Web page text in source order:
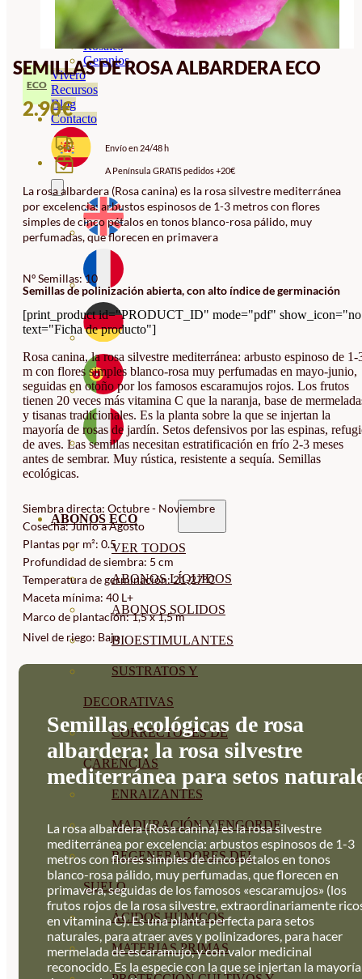
Ornamentales
Hortensias
Rosales
Geranios
Vivero
Recursos
Blog
Contacto
ABONOS ECO
VER TODOS
ABONOS LÍQUIDOS
ABONOS SOLIDOS
BIOESTIMULANTES
SUSTRATOS Y
DECORATIVAS
CORRECTORES DE
CARENCIAS
ENRAIZANTES
MADURACIÓN Y ENGORDE
REGENERADORES DEL
SUELO
ÁCIDOS HÚMICOS
MATERIAS PRIMAS
SEMILLAS DE ROSA ALBARDERA ECO
ECO
2.90€
Envío en 24/48 h
A Península GRATIS pedidos +20€
La rosa albardera (Rosa canina) es la rosa silvestre mediterránea
por excelencia: arbustos espinosos de 1-3 metros con flores
simples de cinco pétalos en tonos blanco-rosa pálido, muy
perfumadas, que florecen en primavera
Nº Semillas: 10
Semillas de polinización abierta, con alto índice de germinación
[print_product id="PRODUCT_ID" mode="pdf"
text="Ficha de producto"]
Rosa canina, la rosa silvestre mediterránea: arbusto espinoso de 1-
m con flores simples blanco-rosa muy perfumadas en mayo-junio,
seguidas en otoño por los famosos escaramujos rojos. Los frutos
tienen 20 veces más vitamina C que la naranja, base de
y tisanas tradicionales. Es la planta sobre la que se injertan la
mayoría de rosas de jardín. Setos defensivos por las espinas,
de aves. Las semillas necesitan estratificación en frío 2-3 meses
antes de sembrar. Muy rústica, resistente a sequía. Semillas
ecológicas.
Siembra directa: Octubre - Noviembre
Cosecha: Junio a Agosto
Plantas por m²: 0.5
Profundidad de siembra: 5 cm
Temperatura de germinación: 21-27°C
Maceta mínima: 40 L+
Marco de plantación: 1,5 x 1,5 m
Nivel de riego: Bajo
Semillas ecológicas de rosa
albardera: la rosa silvestre
mediterránea para setos
La rosa albardera (Rosa canina) es la rosa silvestre
mediterránea por excelencia: arbustos espinosos de 1-3
metros con flores simples de cinco pétalos en tonos
blanco-rosa pálido, muy perfumadas, que florecen en
primavera, seguidas de los famosos «escaramujos» (los
frutos rojos de la rosa silvestre, extraordinariamente
en vitamina C). Es una planta perfecta para setos
naturales, para atraer aves y polinizadores, para hacer
mermelada de escaramujo, y con valor medicinal
reconocido. Es la especie con la que se injertan la mayoría